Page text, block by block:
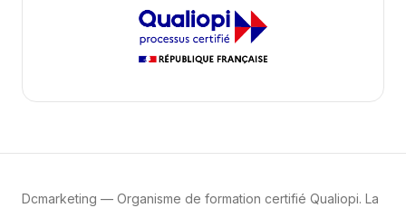
Dcmarketing — Organisme de formation certifié Qualiopi. La